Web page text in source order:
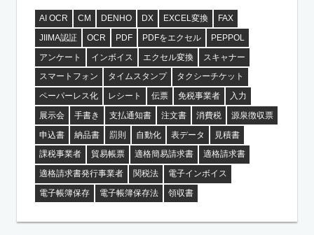
AI OCR CM DENHO DX EXCEL変換
FAX
JIIMA認証
OCR PDF PDFをエクセル
PEPPOL
アンケート
インボイス エクセル変換
スキャナー
スマートフォン
タイムスタンプ
タクシーチケット
ペーパーレス化
レシート 伝票 免税事業者
入力
展示会
手書き 支払通知書 注文書 消費税
源泉徴収票
申込書
納品書 罰則 自動化 表データ
見積書
課税事業者
貿易帳票 適格簡易請求書
適格請求書
適格請求書発行事業者
関税法
電子インボイス
電子帳簿保存
電子帳簿保存法 領収書